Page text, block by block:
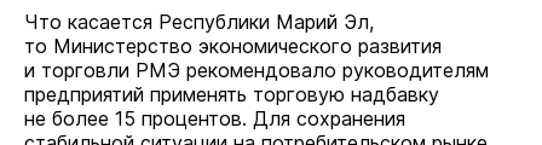
Что касается Республики Марий Эл,
то Министерство экономического развития
и торговли РМЭ рекомендовало руководителям
предприятий применять торговую надбавку
не более 15 процентов. Для сохранения